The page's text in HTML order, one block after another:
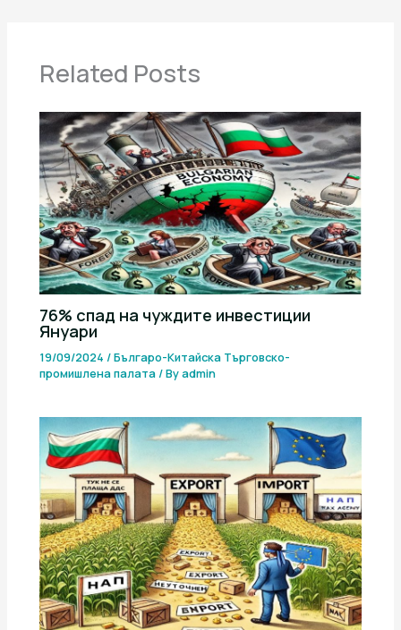
Related Posts
76% спад на чуждите инвестиции
Януари
19/09/2024/Българо-Китайска Търговско-
промишлена палaта/ Byadmin